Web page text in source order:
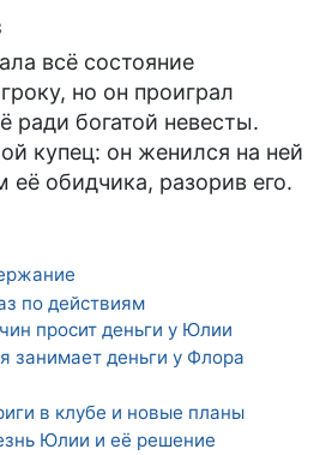
всё состояние
но он проиграл
ради богатой невесты.
купец: он женился на ней
её обидчика, разорив его.
по действиям
просит деньги у Юлии
занимает деньги у Флора
в клубе и новые планы
Юлии и её решение